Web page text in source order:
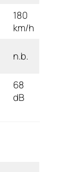
180
km/h
n.b.
68
dB